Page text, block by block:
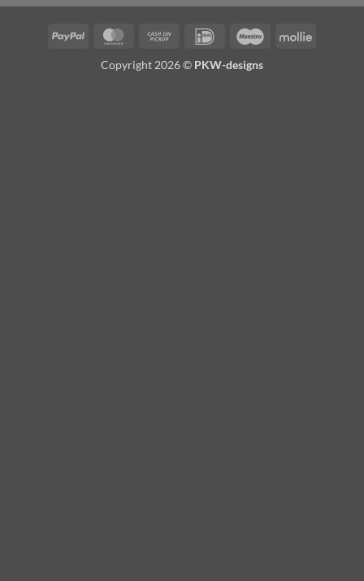
PayPal MasterCardCash
Pickup
IDeal Maestro Mollie
Copyright 2026 © PKW-designs